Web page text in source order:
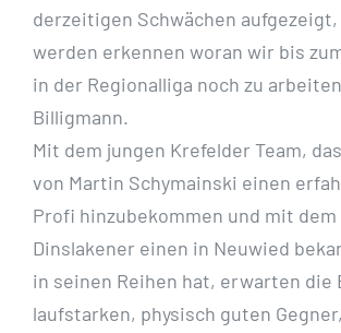
derzeitigen Schwächen
werden erkennen woran wir bis
in der Regionalliga noch zu
Billigmann.
Mit dem jungen Krefelder Team,
von Martin Schymainski einen
Profi hinzubekommen und mit dem
Dinslakener einen in Neuwied
in seinen Reihen hat, erwarten die
laufstarken, physisch guten